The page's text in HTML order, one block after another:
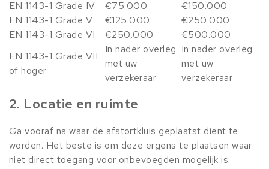
EN 1143-1 Grade IV
€75.000
€150.000
EN 1143-1 Grade V
€125.000
€250.000
EN 1143-1 Grade VI
€250.000
€500.000
EN 1143-1 Grade VII
of hoger
In nader overleg
met uw
verzekeraar
In nader overleg
met uw
verzekeraar
2. Locatie en ruimte
Ga vooraf na waar de afstortkluis geplaatst dient te
worden. Het beste is om deze ergens te plaatsen waar
niet direct toegang voor onbevoegden mogelijk is.